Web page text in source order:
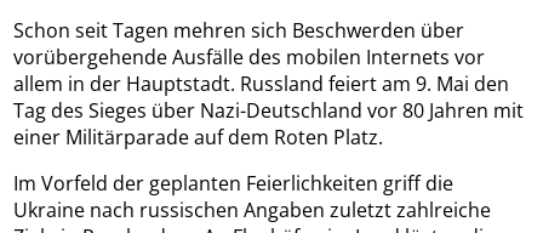
Schon seit Tagen mehren sich Beschwerden über
vorübergehende Ausfälle des mobilen Internets vor
allem in der Hauptstadt. Russland feiert am 9. Mai den
Tag des Sieges über Nazi-Deutschland vor 80 Jahren mit
einer Militärparade auf dem Roten Platz.
Im Vorfeld der geplanten Feierlichkeiten griff die
Ukraine nach russischen Angaben zuletzt zahlreiche